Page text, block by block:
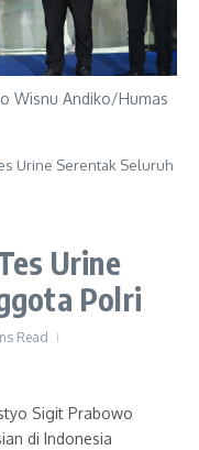
Wisnu Andiko/Humas
Urine Serentak Seluruh
Urine
Polri
Read
Sigit Prabowo
di Indonesia